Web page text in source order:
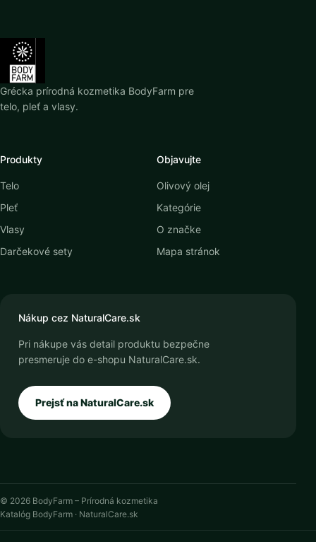
Grécka prírodná kozmetika BodyFarm pre
telo, pleť a vlasy.
Produkty
Telo
Pleť
Vlasy
Darčekové sety
Objavujte
Olivový olej
Kategórie
O značke
Mapa stránok
Nákup cez NaturalCare.sk
Pri nákupe vás detail produktu bezpečne
presmeruje do e-shopu NaturalCare.sk.
Prejsť na NaturalCare.sk
© 2026 BodyFarm – Prírodná kozmetika
Katalóg BodyFarm · NaturalCare.sk